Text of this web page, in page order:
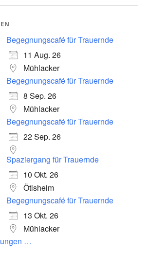
Begegnungscafé für Trauernde
11 Aug. 26
Mühlacker
Begegnungscafé für Trauernde
8 Sep. 26
Mühlacker
Begegnungscafé für Trauernde
22 Sep. 26
Spaziergang für Trauernde
10 Okt. 26
Ötisheim
Begegnungscafé für Trauernde
13 Okt. 26
Mühlacker
…